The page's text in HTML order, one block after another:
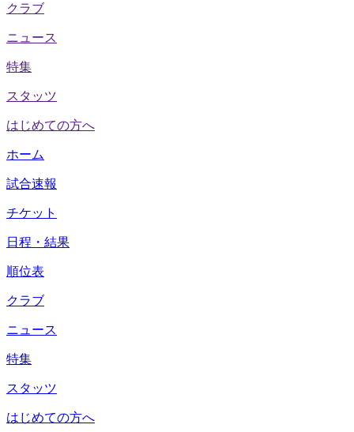
クラブ
ニュース
特集
スタッツ
はじめての方へ
ホーム
試合速報
チケット
日程・結果
順位表
クラブ
ニュース
特集
スタッツ
はじめての方へ